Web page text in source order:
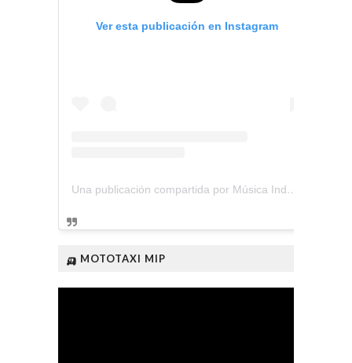
Ver esta publicación en Instagram
Una publicación compartida por Música Independiente Perú 🇵🇪 (@musica.independiente.peru)
🛺 MOTOTAXI MIP